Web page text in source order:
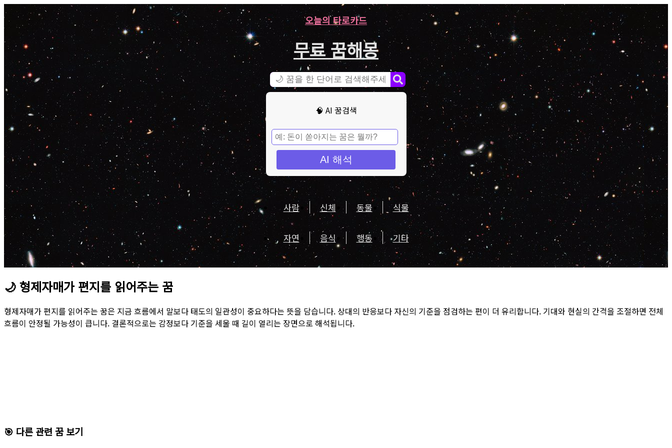
오늘의 타로카드
무료 꿈해몽
🧠 AI 꿈검색
AI 해석
사람 신체 동물 식물
자연 음식 행동 기타
🌙 형제자매가 편지를 읽어주는 꿈
형제자매가 편지를 읽어주는 꿈은 지금 흐름에서 말보다 태도의 일관성이 중요하다는 뜻을 담습니다. 상대의 반응보다 자신의 기준을 점검하는 편이 더 유리합니다. 기대와 현실의 간격을 조절하면 전체
흐름이 안정될 가능성이 큽니다. 결론적으로는 감정보다 기준을 세울 때 길이 열리는 장면으로 해석됩니다.
🎯 다른 관련 꿈 보기